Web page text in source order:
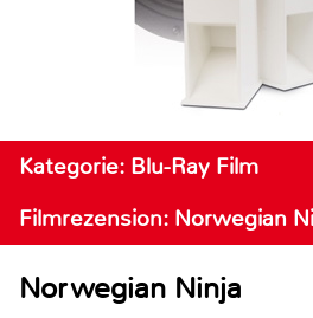
Kategorie: Blu-Ray Film
Filmrezension: Norwegian
Norwegian Ninja